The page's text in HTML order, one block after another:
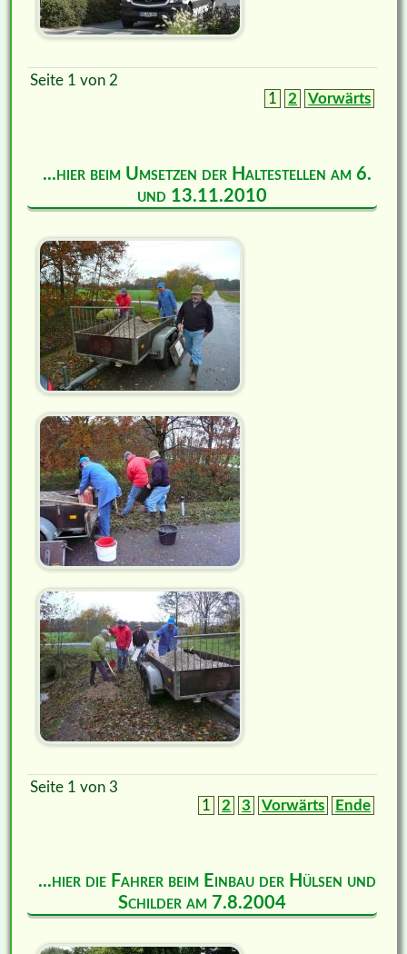
Seite 1 von 2
1
2 Vorwärts
...hier beim Umsetzen der Haltestellen am 6.
und 13.11.2010
Seite 1 von 3
1
2 3 Vorwärts Ende
...hier die Fahrer beim Einbau der Hülsen und
Schilder am 7.8.2004